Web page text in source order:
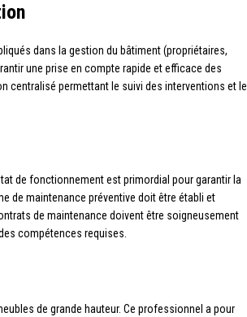
dans la gestion du bâtiment (propriétaires,
une prise en compte rapide et efficace des
centralisé permettant le suivi des interventions et le
de fonctionnement est primordial pour garantir la
de maintenance préventive doit être établi et
de maintenance doivent être soigneusement
compétences requises.
de grande hauteur. Ce professionnel a pour